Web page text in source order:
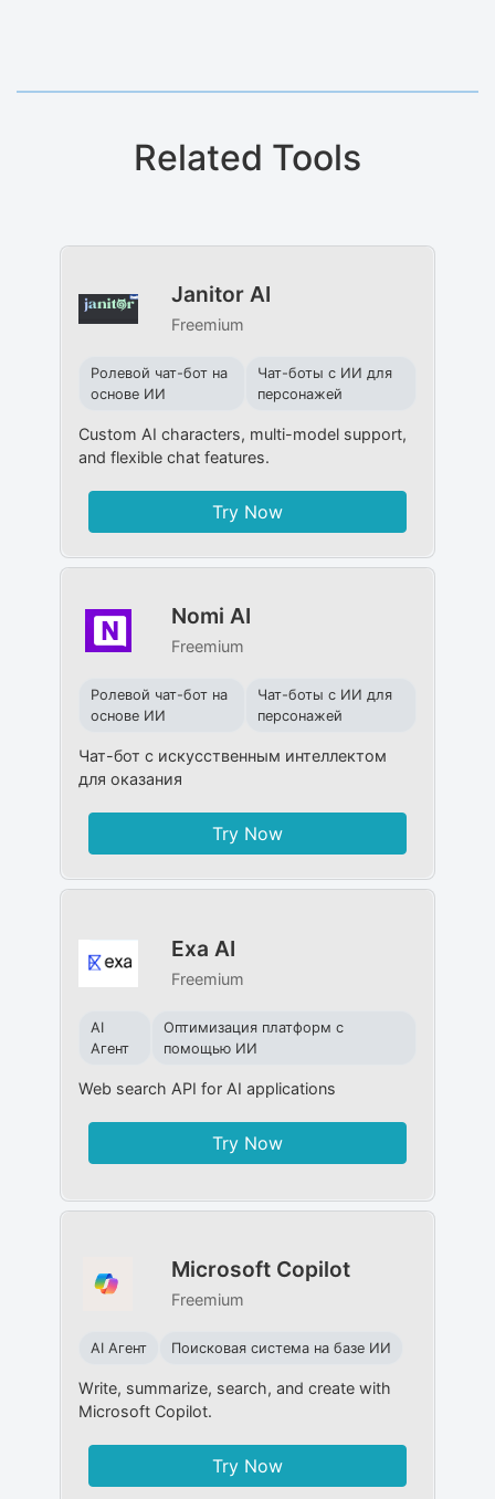
Related Tools
Janitor AI
Freemium
Ролевой чат-бот на
основе ИИ
Чат-боты с ИИ для
персонажей
Custom AI characters, multi-model support,
and flexible chat features.
Try Now
Nomi AI
Freemium
Ролевой чат-бот на
основе ИИ
Чат-боты с ИИ для
персонажей
Чат-бот с искусственным интеллектом
для оказания
Try Now
Exa AI
Freemium
AI
Агент
Оптимизация платформ с
помощью ИИ
Web search API for AI applications
Try Now
Microsoft Copilot
Freemium
AI Агент Поисковая система на базе ИИ
Write, summarize, search, and create with
Microsoft Copilot.
Try Now